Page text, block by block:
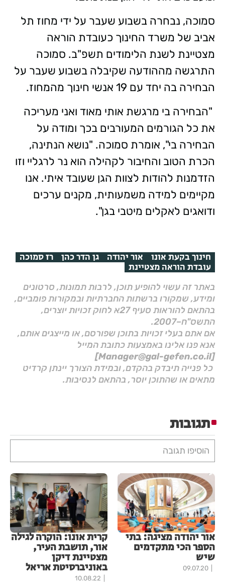
סמוכה, נבחרה בשבוע שעבר על ידי מחוז תל
אביב של משרד החינוך כעובדת הוראה
מצטיינת לשנת הלימודים תשפ"ב. סמוכה
התרגשה מההודעה שקיבלה בשבוע שעבר על
הבחירה בה יחד עם 19 אנשי חינוך מהמחוז.
"הבחירה בי מרגשת אותי מאוד ואני מעריכה
את כל הגורמים המעורבים בכך ומודה על
הבחירה בי", אומרת סמוכה. "נושא הנתינה,
הכרת הטוב והחיבור לקהילה הוא נר לרגליי וזו
הזדמנות להודות לצוות הגן שעובד איתי. אנו
מקיימים למידה משמעותית, מקנים ערכים
ודואגים לאקלים מיטבי בגן".
חינוך בקעת אונו אור יהודה גן הדר כהן רז סמוכה
עובדת הוראה מצטיינת
באתר זה עשוי להופיע תוכן, לרבות תמונות, סרטונים
ומידע, שמקורו ברשתות החברתיות ובמקורות פומביים,
בהתאם להוראות סעיף 27א לחוק זכויות יוצרים,
התשס"ח–2007.
אם אתם בעלי זכויות בתוכן שפורסם, או מייצגים אותם,
אנא פנו אלינו באמצעות כתובת המייל
[Manager@gal-gefen.co.il]
כל פנייה תיבדק בהקדם, ובמידת הצורך יינתן קרדיט
מתאים או שהתוכן יוסר, בהתאם לנסיבות.
תגובות
הוסיפו תגובה
אור יהודה מציגה: בתי
הספר הכי מתקדמים
שיש
09.07.20
קרית אונו: הוקרה לגילה
אור, תושבת העיר,
מצטיינת דיקן
באוניברסיטת אריאל
10.08.22